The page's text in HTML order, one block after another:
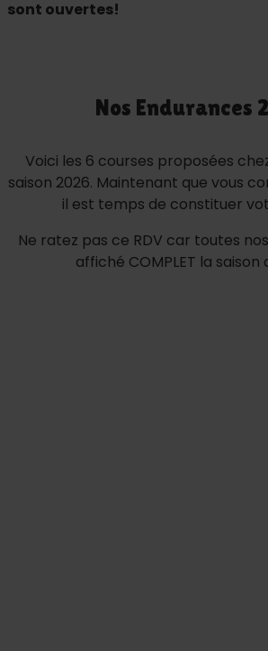
sont ouvertes!
Nos Endurances
Voici les 6 courses proposées
saison 2026. Maintenant que vous
il est temps de constituer
Ne ratez pas ce RDV car toutes
affiché COMPLET la saison